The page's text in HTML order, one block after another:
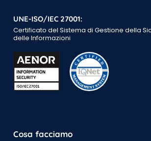
UNE-ISO/IEC 27001:
Certificato del Sistema di Gestione della
delle Informazioni
Cosa facciamo